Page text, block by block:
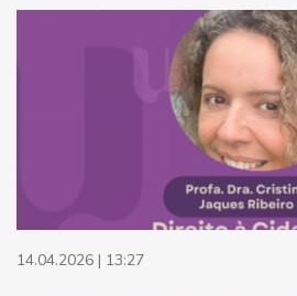
14.04.2026 | 13:27